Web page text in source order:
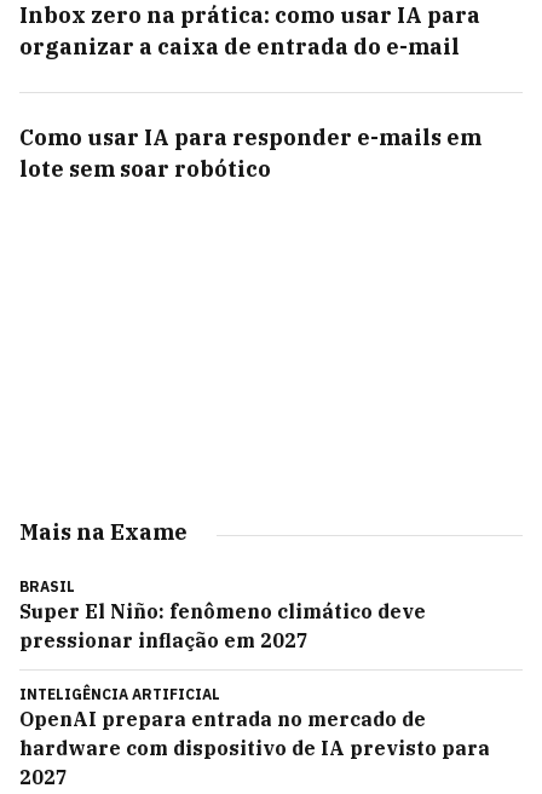
Inbox zero na prática: como usar IA para
organizar a caixa de entrada do e-mail
Como usar IA para responder e-mails em
lote sem soar robótico
Mais na Exame
BRASIL
Super El Niño: fenômeno climático deve
pressionar inflação em 2027
INTELIGÊNCIA ARTIFICIAL
OpenAI prepara entrada no mercado de
hardware com dispositivo de IA previsto para
2027